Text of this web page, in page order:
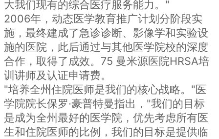
大我们现有的综合医疗服务能力。"
2006年，动态医学教育推广计划分阶段实
施，最终建成了急诊诊断、影像学和实验设
施的医院，此后通过与其他医学院校的深度
合作，取得了成效。75 曼米源医院HRSA培
训讲师及认证申请费。
"培养全州住院医师是我们的核心战略。"医
学院院长保罗·豪普特曼指出，"我们的目标
是成为全州最好的医学院，优先考虑所有医
生和住院医师的比例，我们的目标是提供临